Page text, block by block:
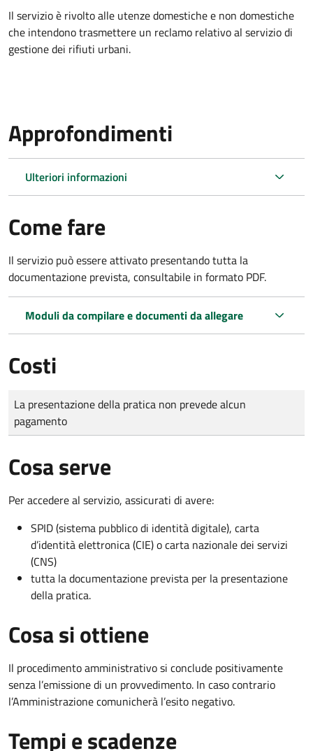
Il servizio è rivolto alle utenze domestiche e non domestiche
che intendono trasmettere un reclamo relativo al servizio di
gestione dei rifiuti urbani.
Approfondimenti
Ulteriori informazioni
Come fare
Il servizio può essere attivato presentando tutta la
documentazione prevista, consultabile in formato PDF.
Moduli da compilare e documenti da allegare
Costi
Tipo di pagamento
Importo
La presentazione della pratica non prevede alcun
pagamento
Cosa serve
Per accedere al servizio, assicurati di avere:
SPID (sistema pubblico di identità digitale), carta
d’identità elettronica (CIE) o carta nazionale dei servizi
(CNS)
tutta la documentazione prevista per la presentazione
della pratica.
Cosa si ottiene
Il procedimento amministrativo si conclude positivamente
senza l’emissione di un provvedimento. In caso contrario
l’Amministrazione comunicherà l’esito negativo.
Tempi e scadenze